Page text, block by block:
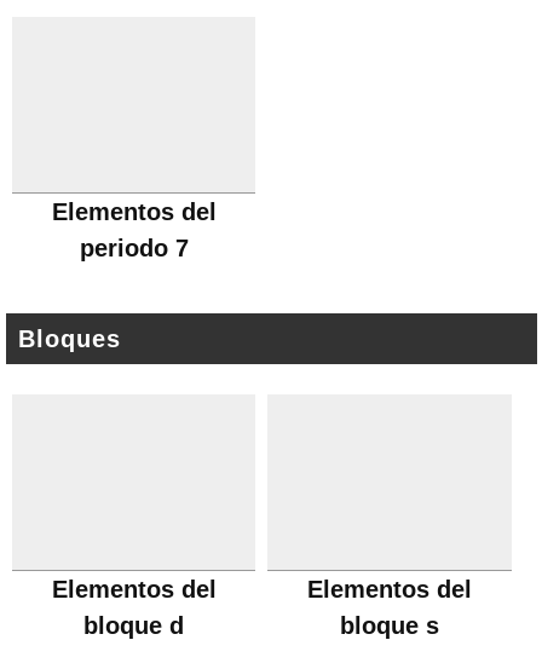
Elementos del
periodo 7
Bloques
Elementos del
bloque d
Elementos del
bloque s